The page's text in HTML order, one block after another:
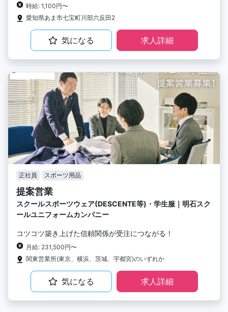
時給: 1,100円〜
愛知県あま市七宝町川部六反田2
気になる 求人詳細
正社員 スポーツ用品
提案営業
スクールスポーツウェア(DESCENTE等)・学生服｜明石スク
ールユニフォームカンパニー
コツコツ築き上げた信頼関係が受注につながる！
月給: 231,500円〜
関東営業所(東京、横浜、茨城、宇都宮)のいずれか
気になる 求人詳細